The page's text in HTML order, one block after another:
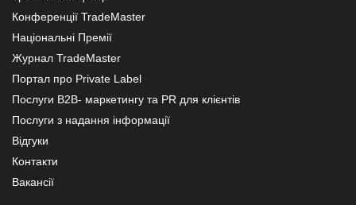
Конференції TradeMaster
Національні Премії
Журнал TradeMaster
Портал про Private Label
Послуги В2В- маркетингу та PR для клієнтів
Послуги з надання інформації
Відгуки
Контакти
Вакансії